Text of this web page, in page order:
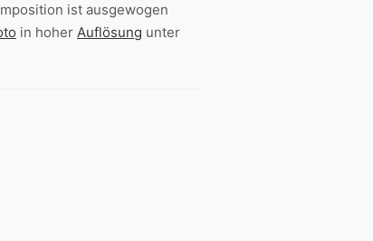
ist ausgewogen
in hoher Auflösung unter